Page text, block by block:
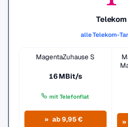
Telekom
alle Telekom-
MagentaZuhause S
16 MBit/s
mit Telefonflat
ab 9,95 €